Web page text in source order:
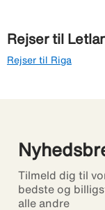
Rejser til
Rejser til Riga
Tilmeld dig til
bedste og
alle andre